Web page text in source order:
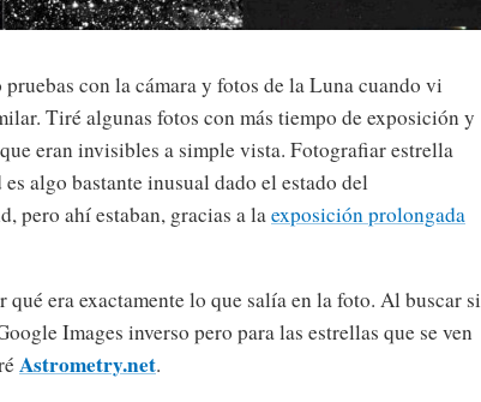
con la cámara y fotos de la Luna cuando vi
Tiré algunas fotos con más tiempo de exposición y
eran invisibles a simple vista. Fotografiar estrella
algo bastante inusual dado el estado del
pero ahí estaban, gracias a laexposición prolongada
era exactamente lo que salía en la foto. Al buscar si
Images inverso pero para las estrellas que se ven
Astrometry.net.